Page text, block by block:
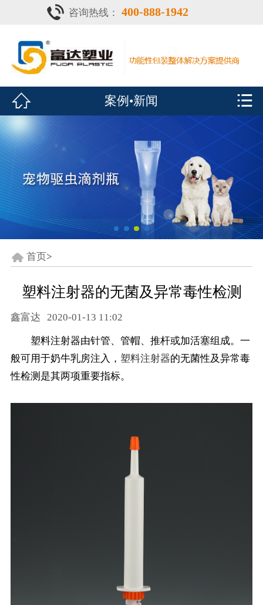
 首页
案例•新闻
展会风采
关于鑫富达
咨询热线： 400-888-1942
 案例•新闻 
首页>
塑料注射器的无菌及异常毒性检测
鑫富达 2020-01-13 11:02
塑料注射器由针管、管帽、推杆或加活塞组成。一
般可用于奶牛乳房注入， 塑料注射器的无菌性及异常毒
性检测是其两项重要指标。